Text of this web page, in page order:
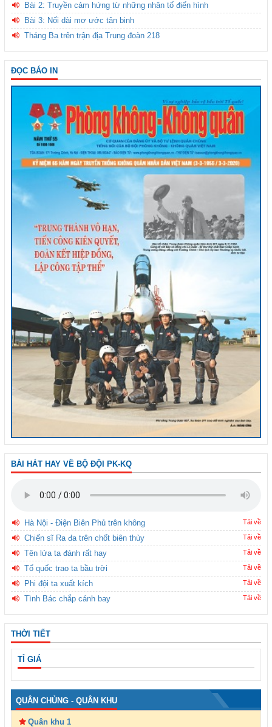
Bài 2: Truyền cảm hứng từ những nhân tố điển hình
Bài 3: Nối dài mơ ước tân binh
Tháng Ba trên trận địa Trung đoàn 218
ĐỌC BÁO IN
BÀI HÁT HAY VỀ BỘ ĐỘI PK-KQ
Hà Nội - Điện Biên Phủ trên không Tải về
Chiến sĩ Ra đa trên chốt biên thùy Tải về
Tên lửa ta đánh rất hay Tải về
Tổ quốc trao ta bầu trời Tải về
Phi đội ta xuất kích Tải về
Tình Bác chắp cánh bay Tải về
THỜI TIẾT
TỈ GIÁ
QUÂN CHỦNG - QUÂN KHU
Quân khu 1